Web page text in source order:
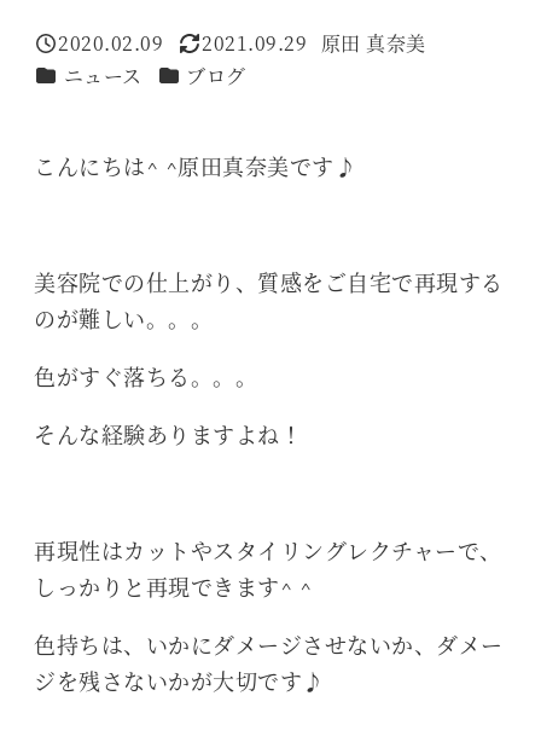
投稿日
2020.02.09
更新日
2021.09.29
著
原田 真奈美
カテゴリー
ニュース カテゴリー
ブログ
こんにちは^ ^原田真奈美です♪
美容院での仕上がり、質感をご自宅で再現する
のが難しい。。。
色がすぐ落ちる。。。
そんな経験ありますよね！
再現性はカットやスタイリングレクチャーで、
しっかりと再現できます^ ^
色持ちは、いかにダメージさせないか、ダメー
ジを残さないかが大切です♪